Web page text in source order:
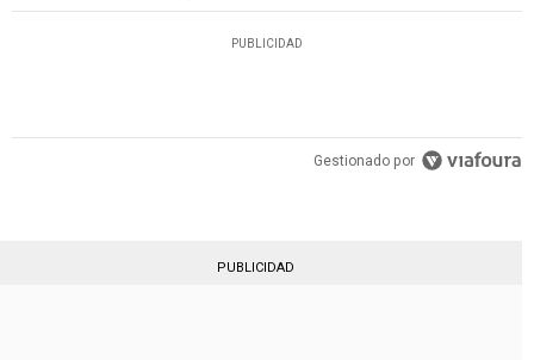
PUBLICIDAD
Gestionado por
PUBLICIDAD